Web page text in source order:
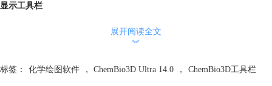
显示工具栏
型的外观显示设置，具体的按钮分别是显示模型、背景色、背景效果、双
所示：
展开阅读全文
︾
标签： 化学绘图软件 ， ChemBio3D Ultra 14.0 ， ChemBio3D工具栏